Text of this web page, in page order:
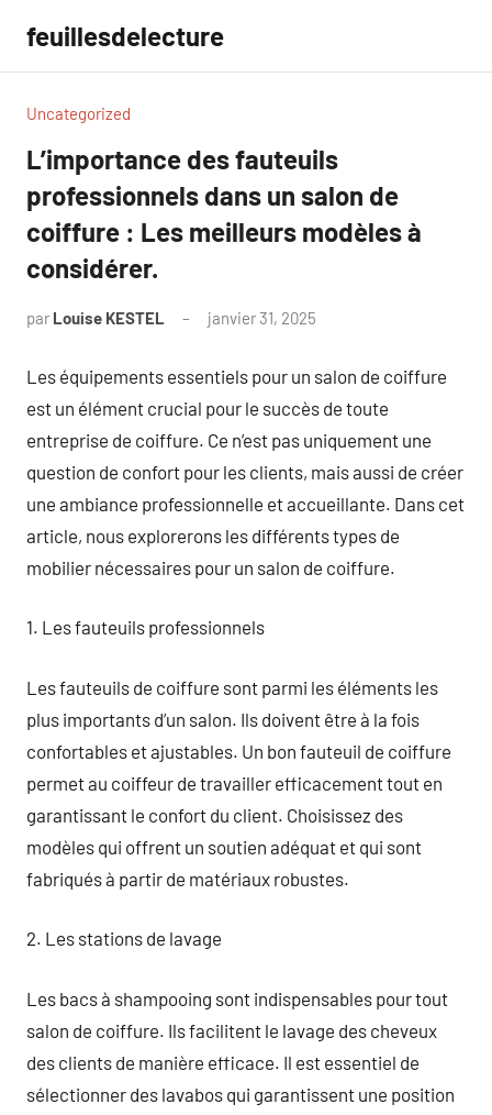
contenu
feuillesdelecture
Uncategorized
L’importance des fauteuils
professionnels dans un salon de
coiffure : Les meilleurs modèles à
considérer.
par Louise KESTEL janvier 31, 2025
Les équipements essentiels pour un salon de coiffure
est un élément crucial pour le succès de toute
entreprise de coiffure. Ce n’est pas uniquement une
question de confort pour les clients, mais aussi de créer
une ambiance professionnelle et accueillante. Dans cet
article, nous explorerons les différents types de
mobilier nécessaires pour un salon de coiffure.
1. Les fauteuils professionnels
Les fauteuils de coiffure sont parmi les éléments les
plus importants d’un salon. Ils doivent être à la fois
confortables et ajustables. Un bon fauteuil de coiffure
permet au coiffeur de travailler efficacement tout en
garantissant le confort du client. Choisissez des
modèles qui offrent un soutien adéquat et qui sont
fabriqués à partir de matériaux robustes.
2. Les stations de lavage
Les bacs à shampooing sont indispensables pour tout
salon de coiffure. Ils facilitent le lavage des cheveux
des clients de manière efficace. Il est essentiel de
sélectionner des lavabos qui garantissent une position